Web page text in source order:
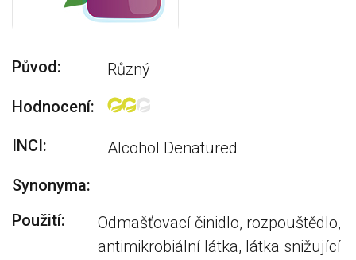
Původ:
Různý
Hodnocení:
INCI:
Alcohol Denatured
Synonyma:
Použití:
Odmašťovací činidlo, rozpouštědlo,
antimikrobiální látka, látka snižující